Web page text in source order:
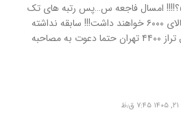
رتبه ۹۳ تراز شده ۵۰۰۰؟!!!! امسال فاجعه س…پس رتبه های تک
رقمی یعنی تراز های بالای ۶۰۰۰ خواهند داشت!!! سابقه نداشته
تو علوم سیاسی پارسال تراز ۴۴۰۰ تهران حتما دعوت به مصاحبه